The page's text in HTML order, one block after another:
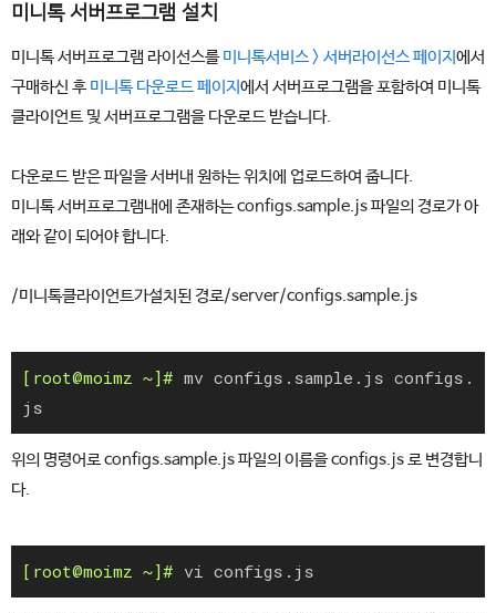
미니톡 서버프로그램 설치
미니톡 서버프로그램 라이선스를미니톡서비스 > 서버라이선스 페이지에서
구매하신 후 미니톡 다운로드 페이지에서 서버프로그램을 포함하여 미니톡
클라이언트 및 서버프로그램을 다운로드 받습니다.
다운로드 받은 파일을 서버내 원하는 위치에 업로드하여 줍니다.
미니톡 서버프로그램내에 존재하는 configs.sample.js 파일의 경로가 아
래와 같이 되어야 합니다.
/미니톡클라이언트가설치된 경로/server/configs.sample.js
mv configs.sample.js configs.
js
위의 명령어로 configs.sample.js 파일의 이름을 configs.js 로 변경합니
다.
vi configs.js